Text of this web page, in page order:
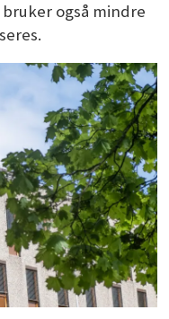
også mindre